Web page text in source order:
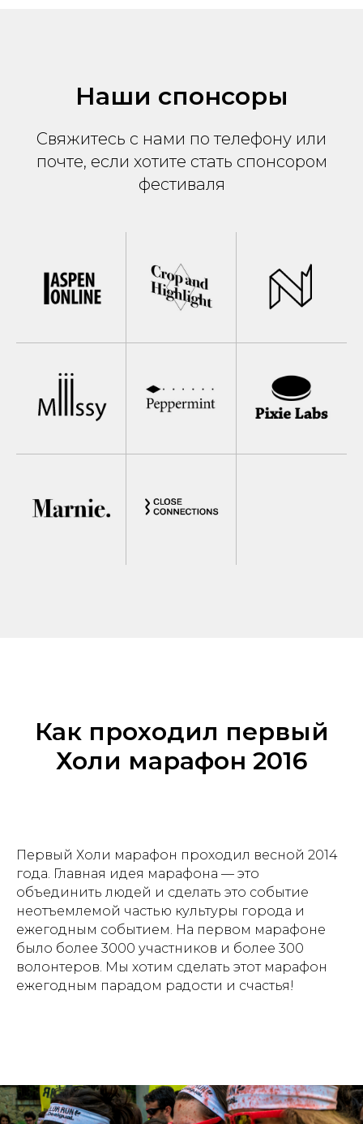
Наши спонсоры
Свяжитесь с нами по телефону или
почте, если хотите стать спонсором
фестиваля
Как проходил первый
Холи марафон 2016
Первый Холи марафон проходил весной 2014
года. Главная идея марафона — это
объединить людей и сделать это событие
неотъемлемой частью культуры города и
ежегодным событием. На первом марафоне
было более 3000 участников и более 300
волонтеров. Мы хотим сделать этот марафон
ежегодным парадом радости и счастья!